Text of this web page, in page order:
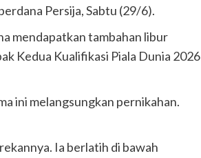
Persija, Sabtu (29/6).
mendapatkan tambahan libur
Kedua Kualifikasi Piala Dunia 2026
ini melangsungkan pernikahan.
Ia berlatih di bawah